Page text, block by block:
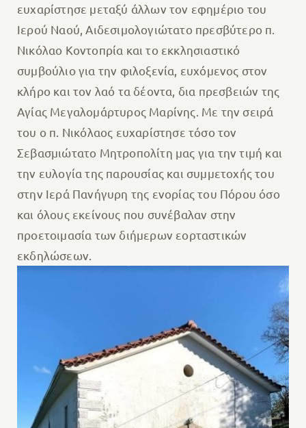
ευχαρίστησε μεταξύ άλλων τον εφημέριο του
Ιερού Ναού, Αιδεσιμολογιώτατο πρεσβύτερο π.
Νικόλαο Κοντοπρία και το εκκλησιαστικό
συμβούλιο για την φιλοξενία, ευχόμενος στον
κλήρο και τον λαό τα δέοντα, δια πρεσβειών της
Αγίας Μεγαλομάρτυρος Μαρίνης. Με την σειρά
του ο π. Νικόλαος ευχαρίστησε τόσο τον
Σεβασμιώτατο Μητροπολίτη μας για την τιμή και
την ευλογία της παρουσίας και συμμετοχής του
στην Ιερά Πανήγυρη της ενορίας του Πόρου όσο
και όλους εκείνους που συνέβαλαν στην
προετοιμασία των διήμερων εορταστικών
εκδηλώσεων.